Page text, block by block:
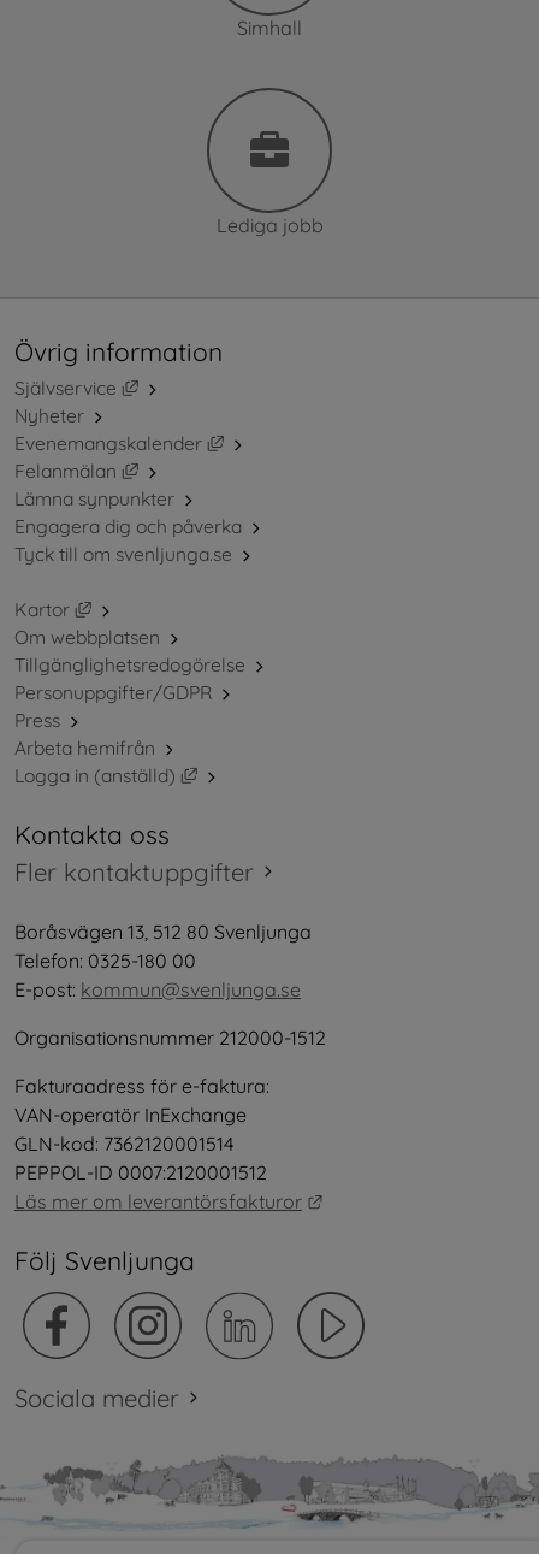
Simhall
Lediga jobb
Övrig information
Självservice
Länk till annan webbplats, öppnas i nytt fönster.
Nyheter
Evenemangskalender
Länk till annan webbplats, öppnas i
Felanmälan
Länk till annan webbplats, öppnas i nytt fönster.
Lämna synpunkter
Engagera dig och påverka
Tyck till om svenljunga.se
Kartor
Länk till annan webbplats, öppnas i nytt fönster.
Om webbplatsen
Tillgänglighetsredogörelse
Personuppgifter/GDPR
Press
Arbeta hemifrån
Logga in (anställd)
Länk till annan webbplats, öppnas i nytt
Kontakta oss
Fler kontaktuppgifter
Boråsvägen 13, 512 80 Svenljunga
Telefon: 0325-180 00
E-post: kommun@svenljunga.se
Organisationsnummer 212000-1512
Fakturaadress för e-faktura:
VAN-operatör InExchange
GLN-kod: 7362120001514
PEPPOL-ID 0007:2120001512
Läs mer om leverantörsfakturor
Följ Svenljunga
Sociala medier